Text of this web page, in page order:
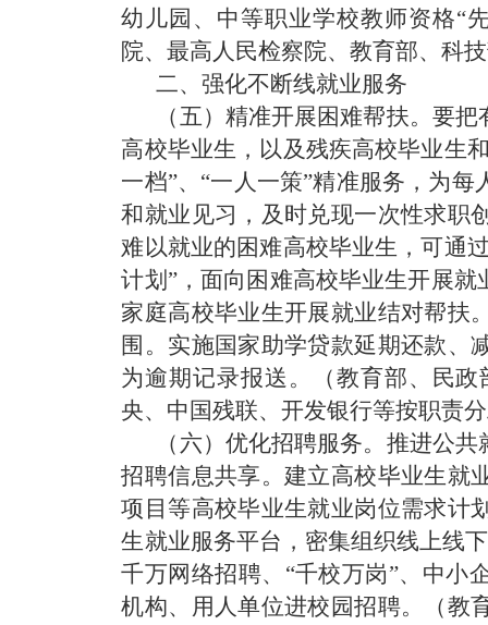
幼儿园、中等职业学校教师资格“
院、最高人民检察院、教育部、科
二、强化不断线就业服务
（五）精准开展困难帮扶。 要把
高校毕业生，以及残疾高校毕业生
一档”、“一人一策”精准服务，为
和就业见习，及时兑现一次性求职
难以就业的困难高校毕业生，可通
计划”，面向困难高校毕业生开展
家庭高校毕业生开展就业结对帮扶
围。实施国家助学贷款延期还款、
为逾期记录报送。
（教育部、民
央、中国残联、开发银行等按职责
（六）优化招聘服务。 推进公共
招聘信息共享。建立高校毕业生就
项目等高校毕业生就业岗位需求计
生就业服务平台，密集组织线上线
千万网络招聘、“千校万岗”、中小
机构、用人单位进校园招聘。
（